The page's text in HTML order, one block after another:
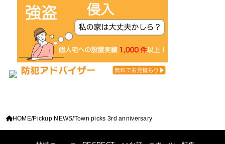
HOME Pickup NEWS Town picks 3rd anniversary